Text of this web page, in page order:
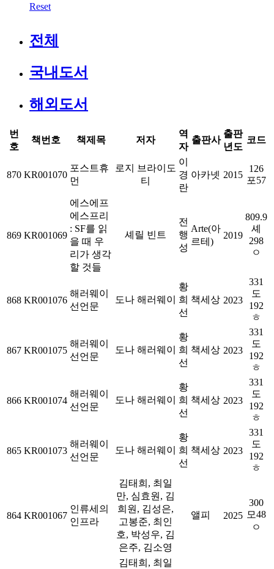
Reset
전체
국내도서
해외도서
번
호
책번호 책제목 저자
역
자
출판사
출판
년도
코드
870 KR001070
포스트휴
먼
로지 브라이도
티
이
경
란
아카넷 2015
126
포57
869 KR001069
에스에프
에스프리
: SF를 읽
을 때 우
리가 생각
할 것들
셰릴 빈트
전
행
성
Arte(아
르테)
2019
809.9
셰
298
ㅇ
868 KR001076
해러웨이
선언문
도나 해러웨이
황
희
선
책세상 2023
331
도
192
ㅎ
867 KR001075
해러웨이
선언문
도나 해러웨이
황
희
선
책세상 2023
331
도
192
ㅎ
866 KR001074
해러웨이
선언문
도나 해러웨이
황
희
선
책세상 2023
331
도
192
ㅎ
865 KR001073
해러웨이
선언문
도나 해러웨이
황
희
선
책세상 2023
331
도
192
ㅎ
864 KR001067
인류세의
인프라
김태희, 최일
만, 심효원, 김
희원, 김성은,
고봉준, 최인
호, 박성우, 김
은주, 김소영
앨피 2025
300
모48
ㅇ
김태희, 최일